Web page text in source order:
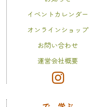
イベントカレンダー
オンラインショップ
お問い合わせ
運営会社概要